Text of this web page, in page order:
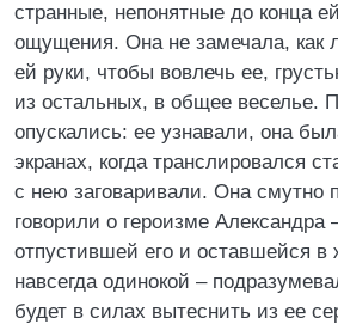
странные, непонятные до конца
ощущения. Она не замечала, как
ей руки, чтобы вовлечь ее,
из остальных, в общее веселье.
опускались: ее узнавали, она
экранах, когда транслировался
с нею заговаривали. Она смутно
говорили о героизме Александра
отпустившей его и оставшейся в
навсегда одинокой –
будет в силах вытеснить из ее